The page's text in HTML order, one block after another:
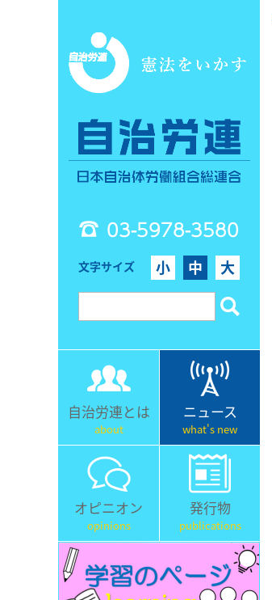
03-5978-3580
文字サイズ 小 中 大
自治労連とは
about
ニュース
what's new
オピニオン
opinions
発行物
publications